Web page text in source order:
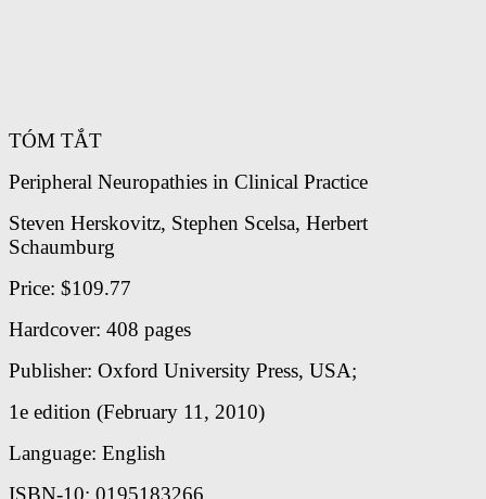
TÓM TẮT
Peripheral Neuropathies in Clinical Practice
Steven Herskovitz, Stephen Scelsa, Herbert
Schaumburg
Price: $109.77
Hardcover: 408 pages
Publisher: Oxford University Press, USA;
1e edition (February 11, 2010)
Language: English